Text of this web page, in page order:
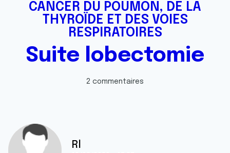
CANCER DU POUMON, DE LA
THYROÏDE ET DES VOIES
RESPIRATOIRES
Suite lobectomie
2 commentaires
Rl